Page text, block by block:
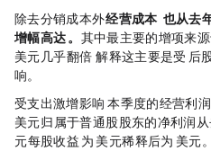
除去分销成本外，经营成本（Total Operating
增幅高达 76%。 其中最主要的增项来源于补偿费用（
美元，几乎翻倍 —— Circle 解释这主要是受 IPO 后股票薪
响。
受支出激增影响，Circle 本季度的经营利润
美元； 归属于普通股股东的净利润从去
元；每股收益（EPS）为 0.23 美元，稀释后为 0.21 美元。